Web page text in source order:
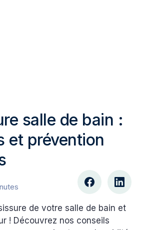
salle de bain :
et prévention
de votre salle de bain et
! Découvrez nos conseils